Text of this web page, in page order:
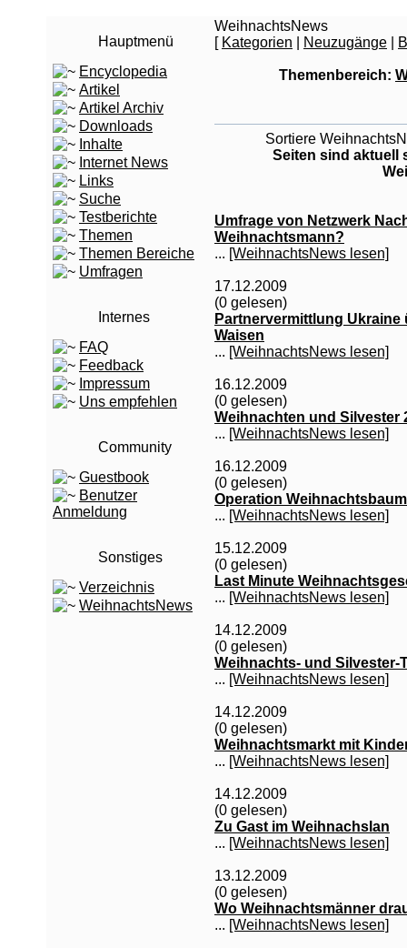
Hauptmenü
Encyclopedia
Artikel
Artikel Archiv
Downloads
Inhalte
Internet News
Links
Suche
Testberichte
Themen
Themen Bereiche
Umfragen
Internes
FAQ
Feedback
Impressum
Uns empfehlen
Community
Guestbook
Benutzer
Anmeldung
Sonstiges
Verzeichnis
WeihnachtsNews
WeihnachtsNews
[ Kategorien Neuzugänge
Themenbereich:
Sortiere
Seiten sind aktuell
Umfrage von Netzwerk
Weihnachtsmann?
... [WeihnachtsNews lesen]
17.12.2009
(0 gelesen)
Partnervermittlung
Waisen
... [WeihnachtsNews lesen]
16.12.2009
(0 gelesen)
Weihnachten und Silvester
... [WeihnachtsNews lesen]
16.12.2009
(0 gelesen)
Operation Weihnachtsbaum
... [WeihnachtsNews lesen]
15.12.2009
(0 gelesen)
Last Minute
... [WeihnachtsNews lesen]
14.12.2009
(0 gelesen)
Weihnachts- und Silvester-
... [WeihnachtsNews lesen]
14.12.2009
(0 gelesen)
Weihnachtsmarkt mit
... [WeihnachtsNews lesen]
14.12.2009
(0 gelesen)
Zu Gast im Weihnachslan
... [WeihnachtsNews lesen]
13.12.2009
(0 gelesen)
Wo Weihnachtsmänner
... [WeihnachtsNews lesen]